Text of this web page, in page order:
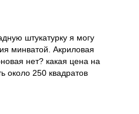
штукатурку я могу
минватой. Акриловая
нет? какая цена на
около 250 квадратов